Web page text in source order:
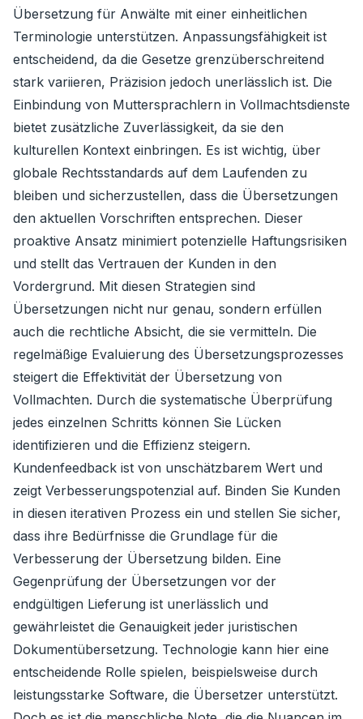
Übersetzung für Anwälte mit einer einheitlichen
Terminologie unterstützen. Anpassungsfähigkeit ist
entscheidend, da die Gesetze grenzüberschreitend
stark variieren, Präzision jedoch unerlässlich ist. Die
Einbindung von Muttersprachlern in Vollmachtsdienste
bietet zusätzliche Zuverlässigkeit, da sie den
kulturellen Kontext einbringen. Es ist wichtig, über
globale Rechtsstandards auf dem Laufenden zu
bleiben und sicherzustellen, dass die Übersetzungen
den aktuellen Vorschriften entsprechen. Dieser
proaktive Ansatz minimiert potenzielle Haftungsrisiken
und stellt das Vertrauen der Kunden in den
Vordergrund. Mit diesen Strategien sind
Übersetzungen nicht nur genau, sondern erfüllen
auch die rechtliche Absicht, die sie vermitteln. Die
regelmäßige Evaluierung des Übersetzungsprozesses
steigert die Effektivität der Übersetzung von
Vollmachten. Durch die systematische Überprüfung
jedes einzelnen Schritts können Sie Lücken
identifizieren und die Effizienz steigern.
Kundenfeedback ist von unschätzbarem Wert und
zeigt Verbesserungspotenzial auf. Binden Sie Kunden
in diesen iterativen Prozess ein und stellen Sie sicher,
dass ihre Bedürfnisse die Grundlage für die
Verbesserung der Übersetzung bilden. Eine
Gegenprüfung der Übersetzungen vor der
endgültigen Lieferung ist unerlässlich und
gewährleistet die Genauigkeit jeder juristischen
Dokumentübersetzung. Technologie kann hier eine
entscheidende Rolle spielen, beispielsweise durch
leistungsstarke Software, die Übersetzer unterstützt.